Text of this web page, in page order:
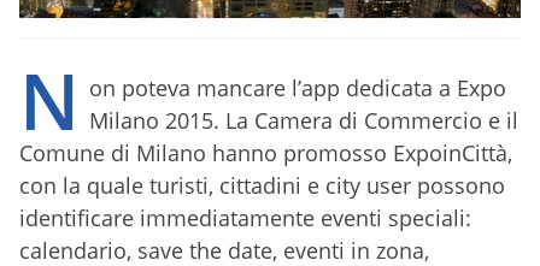
N
on poteva mancare l’app dedicata a Expo
Milano 2015. La Camera di Commercio e il
Comune di Milano hanno promosso ExpoinCittà,
con la quale turisti, cittadini e city user possono
identificare immediatamente eventi speciali:
calendario, save the date, eventi in zona,